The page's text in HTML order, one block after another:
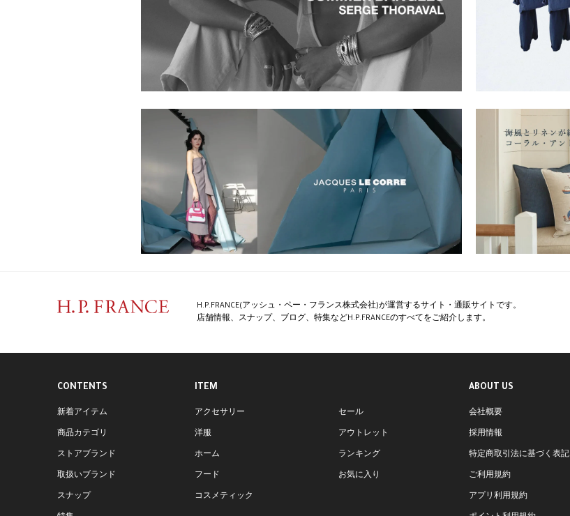
H.P.FRANCE(アッシュ・ペー・フランス株式会社)が運営するサイト・通販サイトです。
店舗情報、スナップ、ブログ、特集などH.P.FRANCEのすべてをご紹介します。
CONTENTS
新着アイテム
商品カテゴリ
ストアブランド
取扱いブランド
スナップ
ITEM
アクセサリー
洋服
ホーム
フード
コスメティック
セール
アウトレット
ランキング
お気に入り
ABOUT US
会社概要
採用情報
特定商取引法に基づく表記
ご利用規約
アプリ利用規約